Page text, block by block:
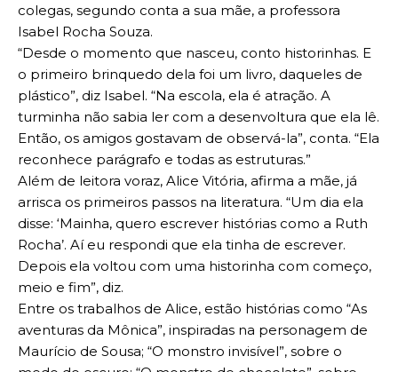
colegas, segundo conta a sua mãe, a professora
Isabel Rocha Souza.
“Desde o momento que nasceu, conto historinhas. E
o primeiro brinquedo dela foi um livro, daqueles de
plástico”, diz Isabel. “Na escola, ela é atração. A
turminha não sabia ler com a desenvoltura que ela lê.
Então, os amigos gostavam de observá-la”, conta. “Ela
reconhece parágrafo e todas as estruturas.”
Além de leitora voraz, Alice Vitória, afirma a mãe, já
arrisca os primeiros passos na literatura. “Um dia ela
disse: ‘Mainha, quero escrever histórias como a Ruth
Rocha’. Aí eu respondi que ela tinha de escrever.
Depois ela voltou com uma historinha com começo,
meio e fim”, diz.
Entre os trabalhos de Alice, estão histórias como “As
aventuras da Mônica”, inspiradas na personagem de
Maurício de Sousa; “O monstro invisível”, sobre o